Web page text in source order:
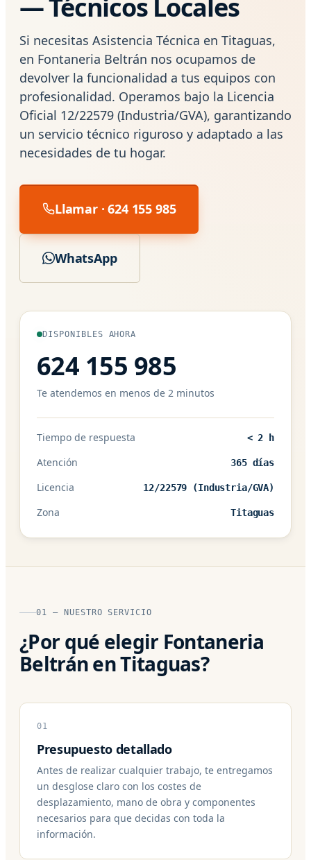
— Técnicos Locales
Si necesitas Asistencia Técnica en Titaguas,
en Fontaneria Beltrán nos ocupamos de
devolver la funcionalidad a tus equipos con
profesionalidad. Operamos bajo la Licencia
Oficial 12/22579 (Industria/GVA), garantizando
un servicio técnico riguroso y adaptado a las
necesidades de tu hogar.
Llamar · 624 155 985
WhatsApp
DISPONIBLES AHORA
624 155 985
Te atendemos en menos de 2 minutos
Tiempo de respuesta < 2 h
Atención 365 días
Licencia 12/22579 (Industria/GVA)
Zona Titaguas
01 — NUESTRO SERVICIO
¿Por qué elegir Fontaneria
Beltrán en Titaguas?
01
Presupuesto detallado
Antes de realizar cualquier trabajo, te entregamos
un desglose claro con los costes de
desplazamiento, mano de obra y componentes
necesarios para que decidas con toda la
información.